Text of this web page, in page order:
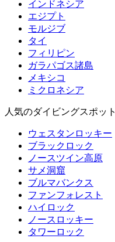
インドネシア
エジプト
モルジブ
タイ
フィリピン
ガラパゴス諸島
メキシコ
ミクロネシア
人気のダイビングスポット
ウェスタンロッキー
ブラックロック
ノースツイン高原
サメ洞窟
ブルマバンクス
ファンフォレスト
ハイロック
ノースロッキー
タワーロック